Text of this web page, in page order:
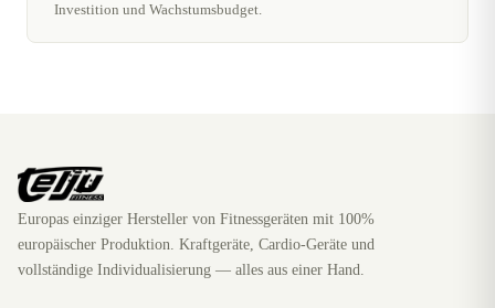
Investition und Wachstumsbudget.
Europas einziger Hersteller von Fitnessgeräten mit 100%
europäischer Produktion. Kraftgeräte, Cardio-Geräte und
vollständige Individualisierung — alles aus einer Hand.